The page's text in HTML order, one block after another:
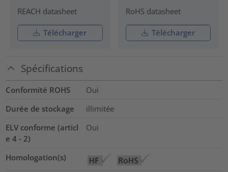
REACH datasheet
Télécharger
RoHS datasheet
Télécharger
Spécifications
Conformité ROHS
Oui
Durée de stockage
illimitée
ELV conforme (articl
e 4 - 2)
Oui
Homologation(s)